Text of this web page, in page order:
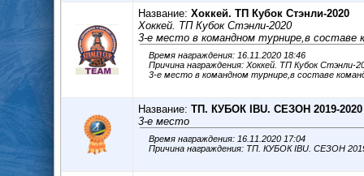
Название: Хоккей. ТП Кубок Стэнли-2020
Хоккей. ТП Кубок Стэнли-2020
3-е место в командном турнире,в составе
Время награждения: 16.11.2020 18:46
Причина награждения: Хоккей. ТП Кубок Стэнли-
3-е место в командном турнире,в составе
Название: ТП. КУБОК IBU. СЕЗОН 2019-2020
3-е место
Время награждения: 16.11.2020 17:04